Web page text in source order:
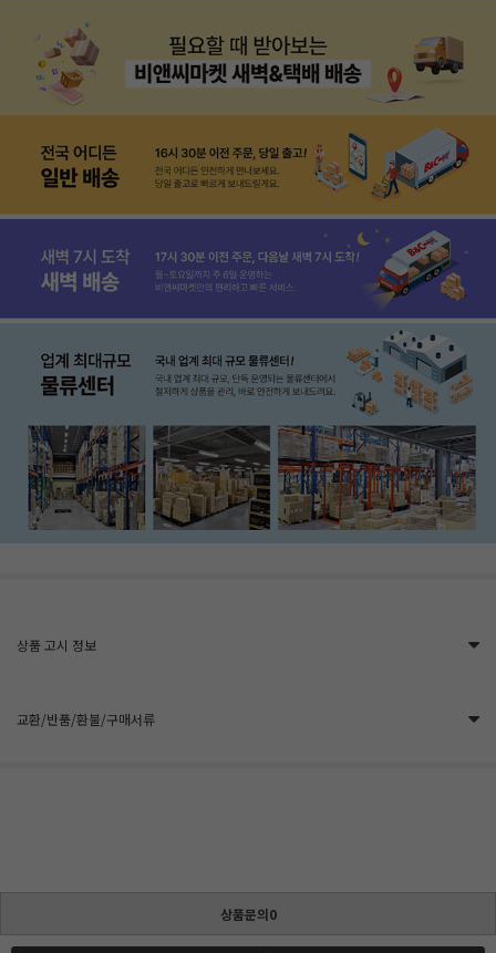
상품 고시 정보
교환/반품/환불/구매서류
상품문의0